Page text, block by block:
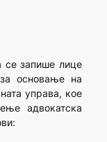
се запише лице
основање на
управа, кое
адвокатска